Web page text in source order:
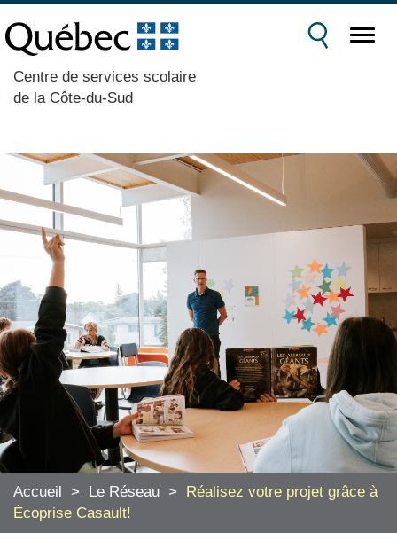
Centre de services scolaire
de la Côte-du-Sud
Accueil > Le Réseau >
Réalisez votre projet grâce à
Écoprise Casault!